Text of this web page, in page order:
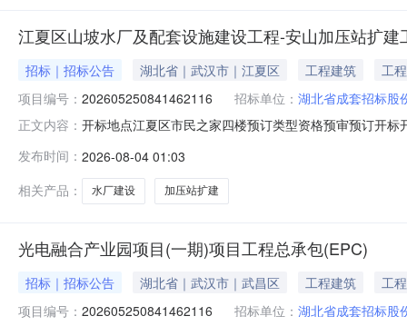
江夏区山坡水厂及配套设施建设工程-安山加压站扩建
招标｜招标公告 湖北省｜武汉市｜江夏区 工程建筑
工程
项目编号： 202605250841462116 招标单位： 湖北省成套招标股
正文内容： 开标地点江夏区市民之家四楼预订类型资格预审预订开
型建设工程项目名称标段号招标编号进场项目标志是否
发布时间： 2026-08-04 01:03
相关产品：
水厂建设 加压站扩建
光电融合产业园项目(一期)项目工程总承包(EPC)
招标｜招标公告 湖北省｜武汉市｜武昌区 工程建筑
工程
项目编号： 202605250841462116 招标单位： 湖北省成套招标股